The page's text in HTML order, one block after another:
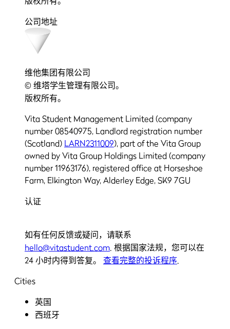
公司地址
维他集团有限公司
© 维塔学生管理有限公司。
版权所有。
Vita Student Management Limited (company
number 08540975, Landlord registration number
(Scotland) LARN2311009), part of the Vita Group
owned by Vita Group Holdings Limited (company
number 11963176), registered office at Horseshoe
Farm, Elkington Way, Alderley Edge, SK9 7GU
认证
如有任何反馈或疑问，请联系
hello@vitastudent.com. 根据国家法规，您可以在
24 小时内得到答复。 查看完整的投诉程序.
Cities
英国
西班牙